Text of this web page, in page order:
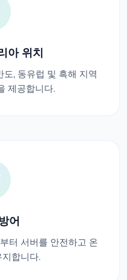
아 위치
, 동유럽 및 흑해 지역
제공합니다.
어
터 서버를 안전하고 온
합니다.